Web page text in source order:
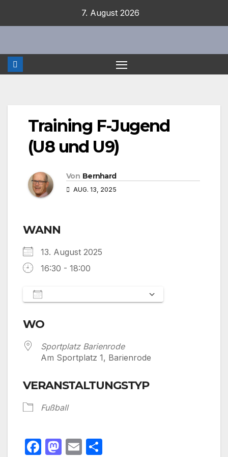
7. August 2026
Training F-Jugend
(U8 und U9)
Von Bernhard
AUG. 13, 2025
WANN
13. August 2025
16:30 - 18:00
WO
Sportplatz Barienrode
Am Sportplatz 1, Barienrode
VERANSTALTUNGSTYP
Fußball
F
M E